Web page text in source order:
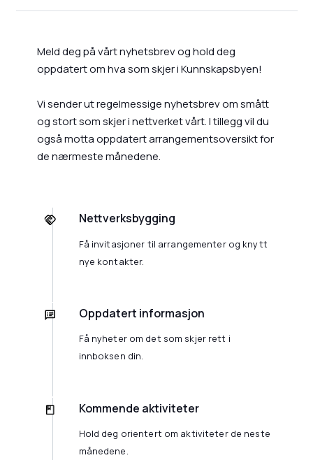
Meld deg på vårt nyhetsbrev og hold deg
oppdatert om hva som skjer i Kunnskapsbyen!
Vi sender ut regelmessige nyhetsbrev om smått
og stort som skjer i nettverket vårt. I tillegg vil du
også motta oppdatert arrangementsoversikt for
de nærmeste månedene.
Nettverksbygging
Få invitasjoner til arrangementer og knytt
nye kontakter.
Oppdatert informasjon
Få nyheter om det som skjer rett i
innboksen din.
Kommende aktiviteter
Hold deg orientert om aktiviteter de neste
månedene.